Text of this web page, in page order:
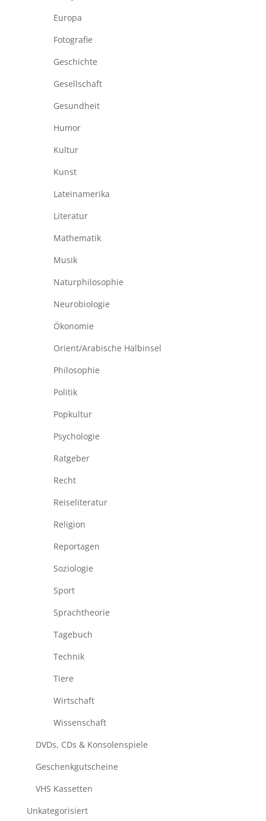
Europa
Fotografie
Geschichte
Gesellschaft
Gesundheit
Humor
Kultur
Kunst
Lateinamerika
Literatur
Mathematik
Musik
Naturphilosophie
Neurobiologie
Ökonomie
Orient/Arabische Halbinsel
Philosophie
Politik
Popkultur
Psychologie
Ratgeber
Recht
Reiseliteratur
Religion
Reportagen
Soziologie
Sport
Sprachtheorie
Tagebuch
Technik
Tiere
Wirtschaft
Wissenschaft
DVDs, CDs & Konsolenspiele
Geschenkgutscheine
VHS Kassetten
Unkategorisiert